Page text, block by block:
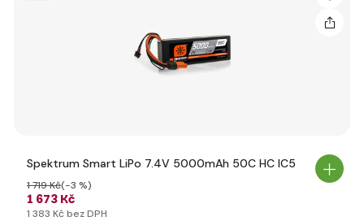
Spektrum Smart LiPo 7.4V 5000mAh 50C HC IC5
1 673 Kč
1 719 Kč(-3 %)
1 383 Kč bez DPH